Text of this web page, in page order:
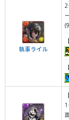
執事ライル
2